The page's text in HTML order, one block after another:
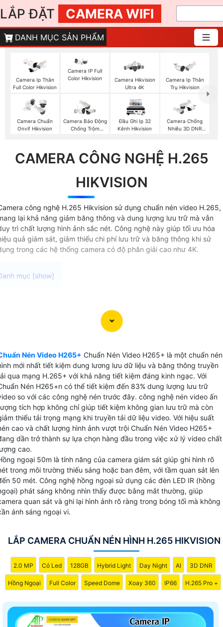
LẮP ĐẶT CAMERA WIFI
DANH MỤC SẢN PHẨM
Camera Ip Thân
Full Color Hikvision
Camera IP Full
Color Hikvision
Camera Hikvision
Ultra 4K
Camera Ip Thân
Trụ Hikvision
Camera Chuẩn
Onvif Hikvision
Camera Báo Động
Chống Trộm
Đầu Ghi Ip 32
Kênh Hikvision
Camera Chống
Nhiễu 3D DNR
CAMERA CÔNG NGHỆ H.265
HIKVISION
công nghệ H.265 Hikvision sử dụng chuẩn nén video H.265,
lại khả năng giảm băng thông và dung lượng lưu trữ mà vẫn
trì chất lượng hình ảnh sắc nét. Công nghệ này giúp tối ưu hóa
quả giám sát, giảm thiểu chi phí lưu trữ và băng thông khi sử
trong các hệ thống camera có độ phân giải cao như 4K.
trên camera quan sát được sử dụng trên các thiết bị
video camera cao cấp là chip xử lý video thông minh .
giúp giảm dung lượng file video mà vẫn duy trì chất
hình ảnh cao.
Chuẩn nén video H.265+ Hikvision có thể lưu trữ video
hạn một cách tiết kiệm với dung lượng nhỏ gọn hơn so
các chuẩn nén truyền thống. Đồng thời, chất lượng hình
được giữ nguyên, không bị giảm sút khi nén.
Nén Video H265+ Chuẩn Nén Video H265+ là một chuẩn nén
mới nhất tiết kiệm dung lương lưu dữ liệu và băng thông truyền
qua mạng H.265+ với khả năng tiết kiệm đáng kinh ngạc. Với
Nén H265+n có thể tiết kiệm đến 83% dung lượng lưu trữ
so với các công nghệ nén trước đây. công nghệ nén video ấn
tích hợp không chỉ giúp tiết kiệm không gian lưu trữ mà còn
thiểu tải trọng mạng khi truyền tải dữ liệu video. Với hiệu suất
cao và chất lượng hình ảnh vượt trội Chuẩn Nén Video H265+
dần trở thành sự lựa chọn hàng đầu trong việc xử lý video chất
cao.
ngoại 50m là tính năng của camera giám sát giúp ghi hình rõ
trong môi trường thiếu sáng hoặc ban đêm, với tầm quan sát lên
50 mét. Công nghệ hồng ngoại sử dụng các đèn LED IR (hồng
phát sáng không nhìn thấy được bằng mắt thường, giúp
quan sát và ghi lại hình ảnh rõ ràng trong bóng tối mà không
ánh sáng ngoại vi.
LẮP CAMERA CHUẨN NÉN HÌNH H.265 HIKVISION
2.0 MP Có Led 128GB Hybrid Light Day Night AI 3D DNR
Hồng Ngoại Full Color Speed Dome Xoay 360 IP66 H.265 Pro +